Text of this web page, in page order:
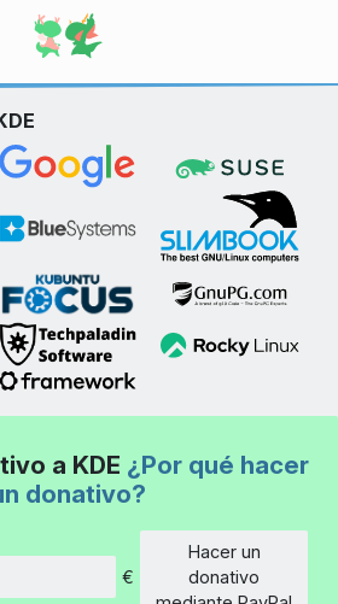
a KDE ¿Por qué hacer
donativo?
Cantidad
€
Hacer un
donativo